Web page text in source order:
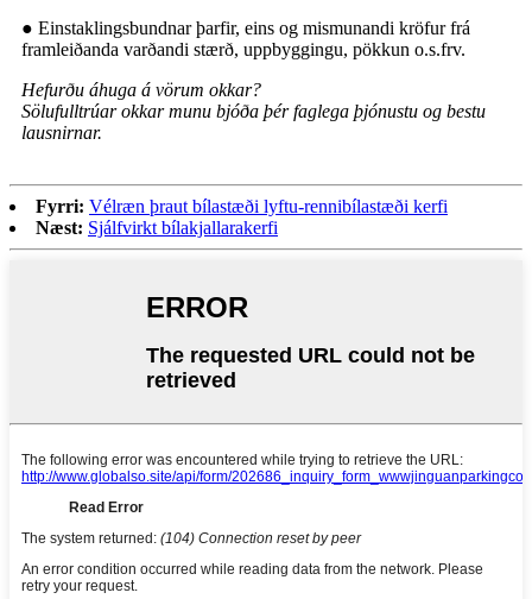
● Einstaklingsbundnar þarfir, eins og mismunandi kröfur frá
framleiðanda varðandi stærð, uppbyggingu, pökkun o.s.frv.
Hefurðu áhuga á vörum okkar?
Sölufulltrúar okkar munu bjóða þér faglega þjónustu og bestu
lausnirnar.
Fyrri: Vélræn þraut bílastæði lyftu-rennibílastæði kerfi
Næst: Sjálfvirkt bílakjallarakerfi